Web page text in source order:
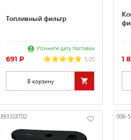
Топливный фильтр
Уточните дату поставки
691 ₽ 5.00
В корзину
1
893318T02 006-